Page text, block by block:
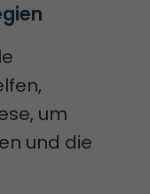
um
und die